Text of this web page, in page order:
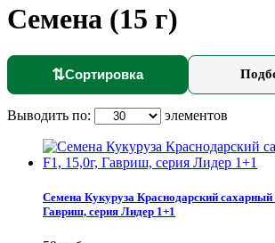
Семена (15 г)
⇅Сортировка
Выводить по: элементов
Семена Кукуруза Краснодарский сахарный
Гавриш, серия Лидер 1+1